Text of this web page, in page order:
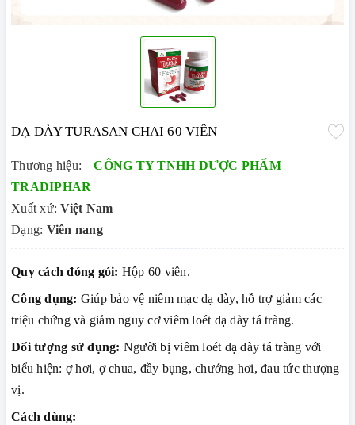
DẠ DÀY TURASAN CHAI 60 VIÊN
Thương hiệu:
CÔNG TY TNHH DƯỢC PHẨM
TRADIPHAR
Xuất xứ:Việt Nam
Dạng: Viên nang
Quy cách đóng gói: Hộp 60 viên.
Công dụng: Giúp bảo vệ niêm mạc dạ dày, hỗ trợ giảm các
triệu chứng và giảm nguy cơ viêm loét dạ dày tá tràng.
Đối tượng sử dụng: Người bị viêm loét dạ dày tá tràng với
biểu hiện: ợ hơi, ợ chua, đầy bụng, chướng hơi, đau tức thượng
vị.
Cách dùng: